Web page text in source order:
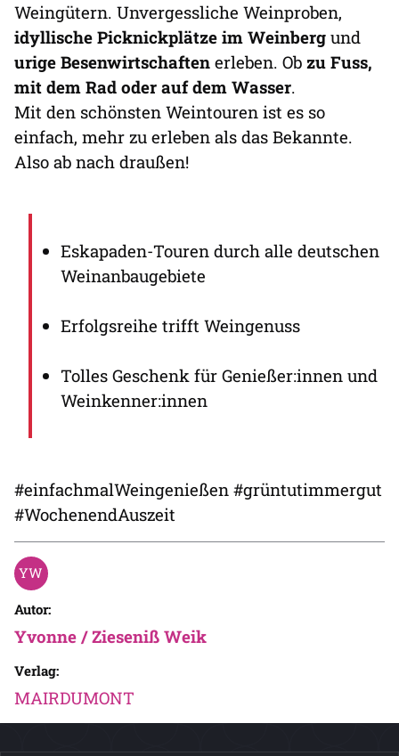
Weingütern. Unvergessliche Weinproben,
idyllische Picknickplätze im Weinberg und
urige Besenwirtschaften erleben. Ob zu Fuss,
mit dem Rad oder auf dem Wasser.
Mit den schönsten Weintouren ist es so
einfach, mehr zu erleben als das Bekannte.
Also ab nach draußen!
Eskapaden-Touren durch alle deutschen
Weinanbaugebiete
Erfolgsreihe trifft Weingenuss
Tolles Geschenk für Genießer:innen und
Weinkenner:innen
#einfachmalWeingenießen #grüntutimmergut
#WochenendAuszeit
Autor:
Yvonne / Zieseniß Weik
Verlag:
MAIRDUMONT